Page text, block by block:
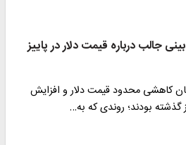
جالب درباره قیمت دلار در پاییز
کاهشی محدود قیمت دلار و افزایش
بودند؛ روندی که به…